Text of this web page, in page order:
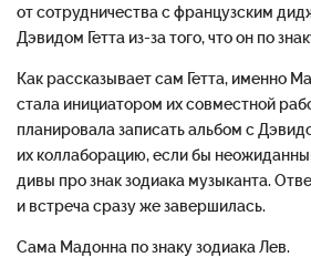
от сотрудничества с французским
Дэвидом Гетта из-за того, что он по
Как рассказывает сам Гетта, именно
стала инициатором их совместной
планировала записать альбом с
их коллаборацию, если бы
дивы про знак зодиака музыканта.
и встреча сразу же завершилась.
Сама Мадонна по знаку зодиака Лев.